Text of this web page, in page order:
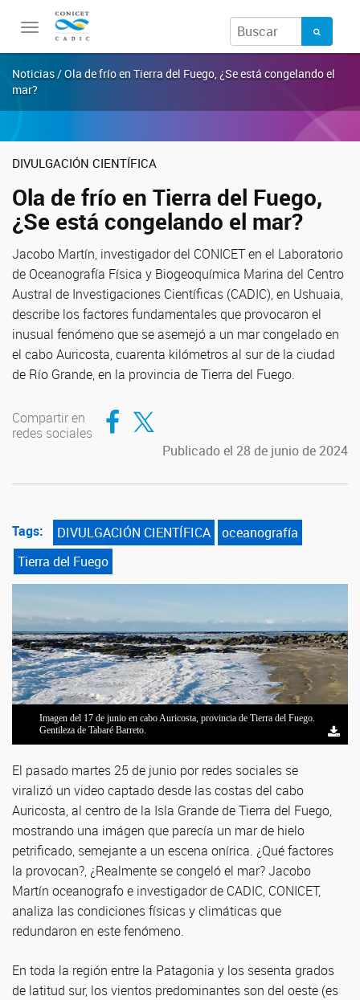
Toggle
Noticias / Ola de frío en Tierra del Fuego, ¿Se está congelando el
mar?
DIVULGACIÓN CIENTÍFICA
Ola de frío en Tierra del Fuego,
¿Se está congelando el mar?
Jacobo Martín, investigador del CONICET en el Laboratorio
de Oceanografía Física y Biogeoquímica Marina del Centro
Austral de Investigaciones Científicas (CADIC), en Ushuaia,
describe los factores fundamentales que provocaron el
inusual fenómeno que se asemejó a un mar congelado en
el cabo Auricosta, cuarenta kilómetros al sur de la ciudad
de Río Grande, en la provincia de Tierra del Fuego.
Compartir en
redes sociales
Compartir en Facebook
Compartir en Twitter
Publicado el 28 de junio de 2024
Tags: DIVULGACIÓN CIENTÍFICA
oceanografía
Tierra del Fuego
Imagen del 17 de junio en cabo Auricosta, provincia de Tierra del Fuego.
Gentileza de Tabaré Barreto.
Imagen del 17 de junio en cabo Auricosta, provincia de Tierra del Fuego.
Gentileza de Tabaré Barreto.
Caspar David Friedrich, Mar de hielo, 1824
El pasado martes 25 de junio por redes sociales se
viralizó un video captado desde las costas del cabo
Auricosta, al centro de la Isla Grande de Tierra del Fuego,
mostrando una imágen que parecía un mar de hielo
petrificado, semejante a un escena onírica. ¿Qué factores
la provocan?, ¿Realmente se congeló el mar? Jacobo
Martín oceanografo e investigador de CADIC, CONICET,
analiza las condiciones físicas y climáticas que
redundaron en este fenómeno.
En toda la región entre la Patagonia y los sesenta grados
de latitud sur, los vientos predominantes son del oeste (es